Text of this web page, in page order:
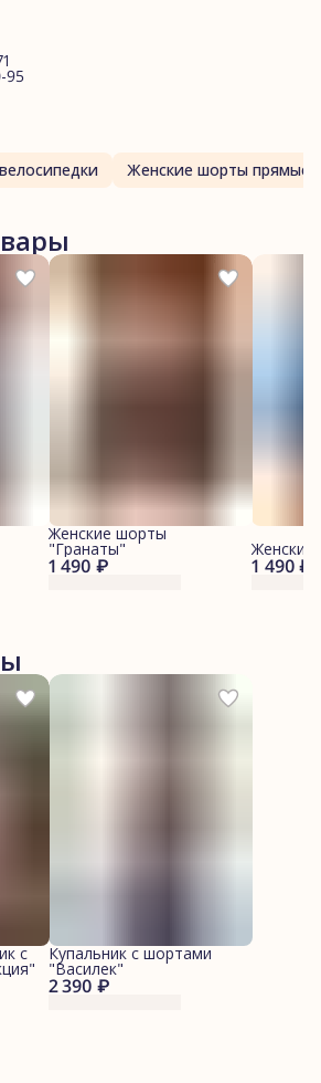
95
Женские шорты прямые
1 490 ₽
Женские шорты
"Гранаты"
1 490 ₽
с
2 390 ₽
Купальник с шортами
"Василек"